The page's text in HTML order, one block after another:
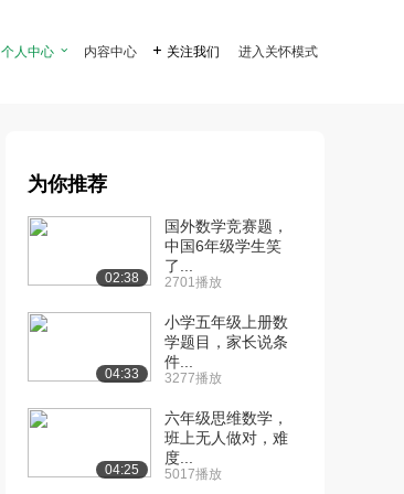
个人中心  内容中心  关注我们 进入关怀模式
为你推荐
02:38
国外数学竞赛题，
中国6年级学生笑
了...
2701播放
04:33
小学五年级上册数
学题目，家长说条
件...
3277播放
04:25
六年级思维数学，
班上无人做对，难
度...
5017播放